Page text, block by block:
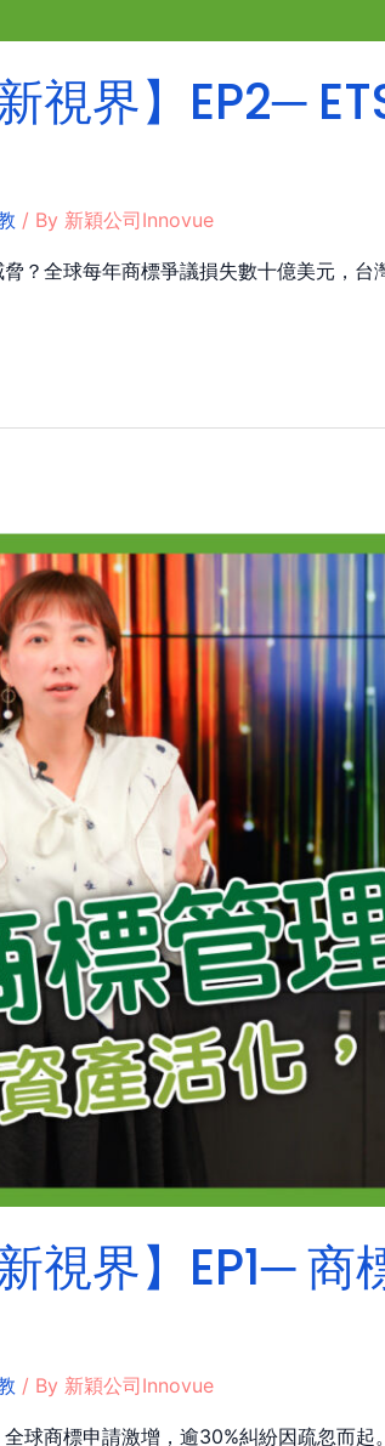
視界】EP2─
/ By 新穎公司Innovue
？全球每年商標爭議損失數十億美元，
視界】EP1─
/ By 新穎公司Innovue
球商標申請激增，逾30%糾紛因疏忽而